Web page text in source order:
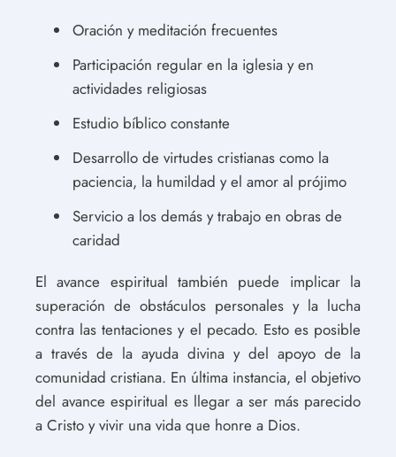
Oración y meditación frecuentes
Participación regular en la iglesia y en
actividades religiosas
Estudio bíblico constante
Desarrollo de virtudes cristianas como la
paciencia, la humildad y el amor al prójimo
Servicio a los demás y trabajo en obras de
caridad
El avance espiritual también puede implicar la
superación de obstáculos personales y la lucha
contra las tentaciones y el pecado. Esto es posible
a través de la ayuda divina y del apoyo de la
comunidad cristiana. En última instancia, el objetivo
del avance espiritual es llegar a ser más parecido
a Cristo y vivir una vida que honre a Dios.